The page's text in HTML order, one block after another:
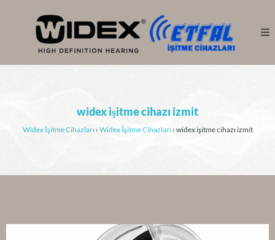
widex işitme cihazı izmit
Widex İşitme Cihazları › Widex İşitme Cihazları › widex işitme cihazı izmit